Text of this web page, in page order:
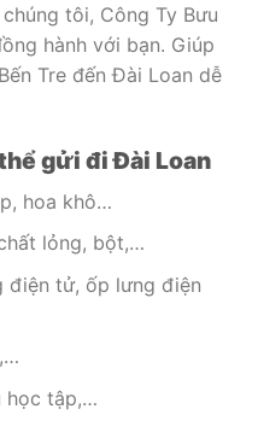
tôi, Công Ty Bưu
hành với bạn. Giúp
Tre đến Đài Loan dễ
gửi đi Đài Loan
hoa khô…
lỏng, bột,…
điện tử, ốp lưng điện
học tập,…